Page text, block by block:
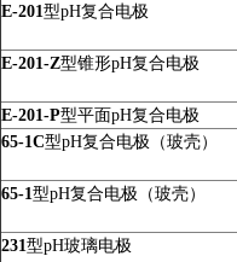
E-201型pH复合电极
E-201-Z型锥形pH复合电极
E-201-P型平面pH复合电极
65-1C型pH复合电极（玻壳）
65-1型pH复合电极（玻壳）
231型pH玻璃电极